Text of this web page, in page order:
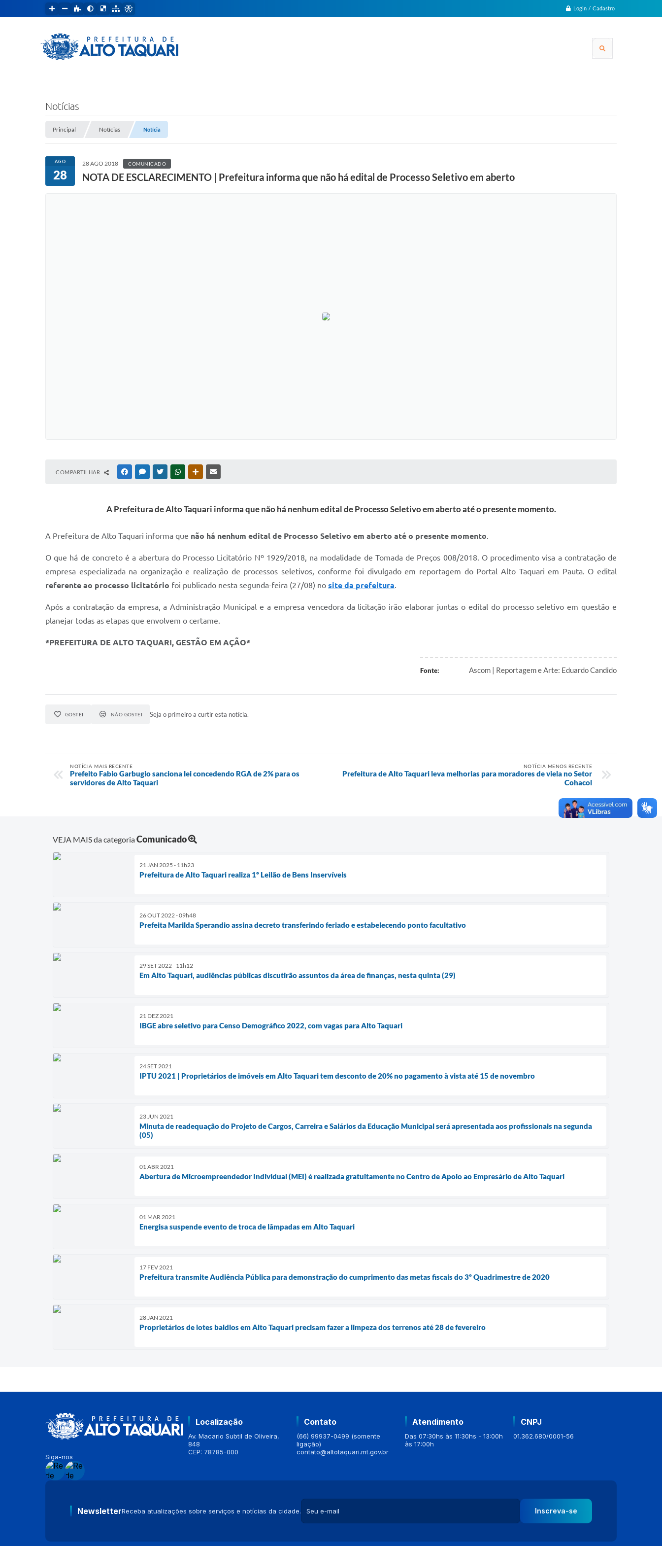
Login / Cadastro
Notícias
Principal Notícias Notícia
AGO
28
28 AGO 2018 COMUNICADO
NOTA DE ESCLARECIMENTO | Prefeitura informa que não há edital de Processo Seletivo em aberto
COMPARTILHAR FACEBOOKMESSENGER
TWITTERWHATSAPPOUTRAS MÍDIAS
A Prefeitura de Alto Taquari informa que não há nenhum edital de Processo Seletivo em aberto até o presente momento.
A Prefeitura de Alto Taquari informa que não há nenhum edital de Processo Seletivo em aberto até o presente momento.
O que há de concreto é a abertura do Processo Licitatório Nº 1929/2018, na modalidade de Tomada de Preços 008/2018. O procedimento visa a contratação de
empresa especializada na organização e realização de processos seletivos, conforme foi divulgado em reportagem do Portal Alto Taquari em Pauta. O edital
referente ao processo licitatório foi publicado nesta segunda-feira (27/08) no site da prefeitura.
Após a contratação da empresa, a Administração Municipal e a empresa vencedora da licitação irão elaborar juntas o edital do processo seletivo em questão e
planejar todas as etapas que envolvem o certame.
*PREFEITURA DE ALTO TAQUARI, GESTÃO EM AÇÃO*
Fonte: Ascom | Reportagem e Arte: Eduardo Candido
GOSTEI NÃO GOSTEI Seja o primeiro a curtir esta notícia.
NOTÍCIA MAIS RECENTE
Prefeito Fabio Garbugio sanciona lei concedendo RGA de 2% para os
servidores de Alto Taquari
NOTÍCIA MENOS RECENTE
Prefeitura de Alto Taquari leva melhorias para moradores de viela no Setor
Cohacol
VEJA MAIS da categoriaComunicado
21 JAN 2025 - 11h23
Prefeitura de Alto Taquari realiza 1º Leilão de Bens Inservíveis
26 OUT 2022 - 09h48
Prefeita Marilda Sperandio assina decreto transferindo feriado e estabelecendo ponto facultativo
29 SET 2022 - 11h12
Em Alto Taquari, audiências públicas discutirão assuntos da área de finanças, nesta quinta (29)
21 DEZ 2021
IBGE abre seletivo para Censo Demográfico 2022, com vagas para Alto Taquari
24 SET 2021
IPTU 2021 | Proprietários de imóveis em Alto Taquari tem desconto de 20% no pagamento à vista até 15 de novembro
23 JUN 2021
Minuta de readequação do Projeto de Cargos, Carreira e Salários da Educação Municipal será apresentada aos profissionais na segunda
(05)
01 ABR 2021
Abertura de Microempreendedor Individual (MEI) é realizada gratuitamente no Centro de Apoio ao Empresário de Alto Taquari
01 MAR 2021
Energisa suspende evento de troca de lâmpadas em Alto Taquari
17 FEV 2021
Prefeitura transmite Audiência Pública para demonstração do cumprimento das metas fiscais do 3º Quadrimestre de 2020
28 JAN 2021
Proprietários de lotes baldios em Alto Taquari precisam fazer a limpeza dos terrenos até 28 de fevereiro
Siga-nos
Localização
Av. Macario Subtil de Oliveira,
848
CEP: 78785-000
Contato
(66) 99937-0499 (somente
ligação)
contato@altotaquari.mt.gov.br
Atendimento
Das 07:30hs às 11:30hs - 13:00h
às 17:00h
CNPJ
01.362.680/0001-56
NewsletterReceba atualizações sobre serviços e notícias da cidade. Inscreva-se